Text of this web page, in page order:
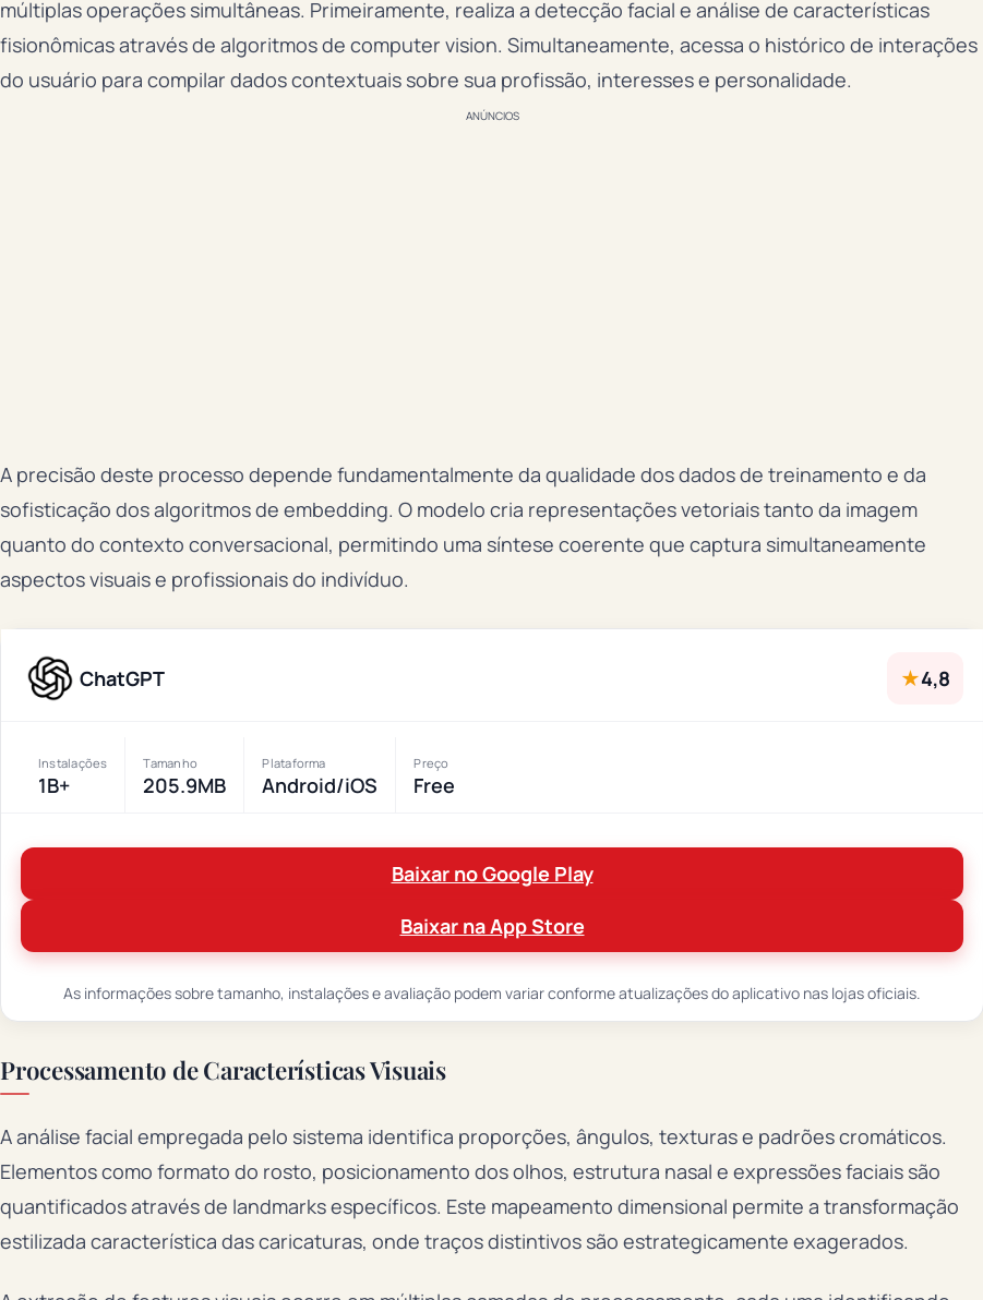
múltiplas operações simultâneas. Primeiramente, realiza a detecção facial e análise de características
fisionômicas através de algoritmos de computer vision. Simultaneamente, acessa o histórico de interações
do usuário para compilar dados contextuais sobre sua profissão, interesses e personalidade.
ANÚNCIOS
A precisão deste processo depende fundamentalmente da qualidade dos dados de treinamento e da
sofisticação dos algoritmos de embedding. O modelo cria representações vetoriais tanto da imagem
quanto do contexto conversacional, permitindo uma síntese coerente que captura simultaneamente
aspectos visuais e profissionais do indivíduo.
ChatGPT ★4,8
Instalações
1B+
Tamanho
205.9MB
Plataforma
Android/iOS
Preço
Free
Baixar no Google Play
Baixar na App Store
As informações sobre tamanho, instalações e avaliação podem variar conforme atualizações do aplicativo nas lojas oficiais.
Processamento de Características Visuais
A análise facial empregada pelo sistema identifica proporções, ângulos, texturas e padrões cromáticos.
Elementos como formato do rosto, posicionamento dos olhos, estrutura nasal e expressões faciais são
quantificados através de landmarks específicos. Este mapeamento dimensional permite a transformação
estilizada característica das caricaturas, onde traços distintivos são estrategicamente exagerados.